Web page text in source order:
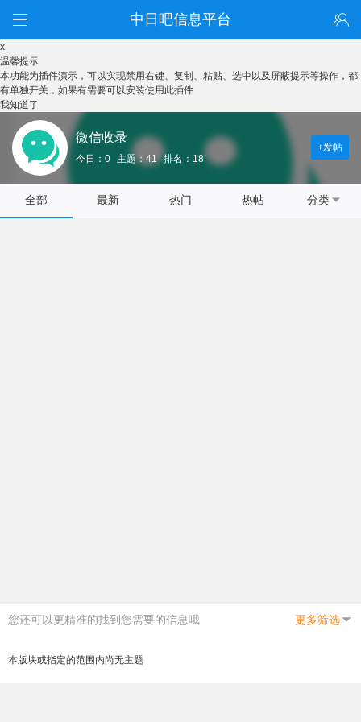
中日吧信息平台
x
温馨提示
本功能为插件演示，可以实现禁用右键、复制、粘贴、选中以及屏蔽提示等操作，都
有单独开关，如果有需要可以安装使用此插件
我知道了
微信收录
今日：0 主题：41 排名：18
+发帖
全部 最新 热门 热帖 分类
您还可以更精准的找到您需要的信息哦 更多筛选
本版块或指定的范围内尚无主题